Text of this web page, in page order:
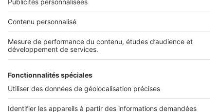
NOS APPLICATIONS
Découvrez nos applications
Tous nos services pro
Accès client